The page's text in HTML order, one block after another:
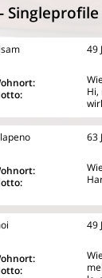
Singleprofile
49
Hi,
63
49